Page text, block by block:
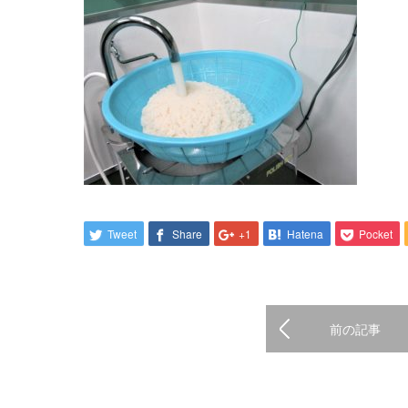
Tweet Share +1 Hatena Pocket
前の記事